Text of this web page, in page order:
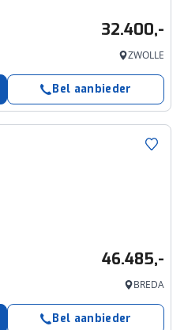
32.400,-
ZWOLLE
Bel aanbieder
46.485,-
BREDA
Bel aanbieder